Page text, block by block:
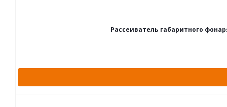
Рассеиватель габаритного